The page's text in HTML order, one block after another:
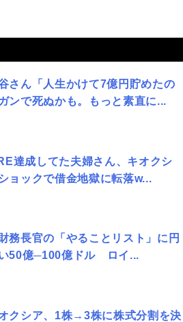
さん「人生かけて7億円貯めたの
ンで死ぬかも。もっと素直に...
達成してた夫婦さん、キオクシ
ョックで借金地獄に転落w...
務長官の「やることリスト」に円
50億─100億ドル ロイ...
クシア、1株→3株に株式分割を決